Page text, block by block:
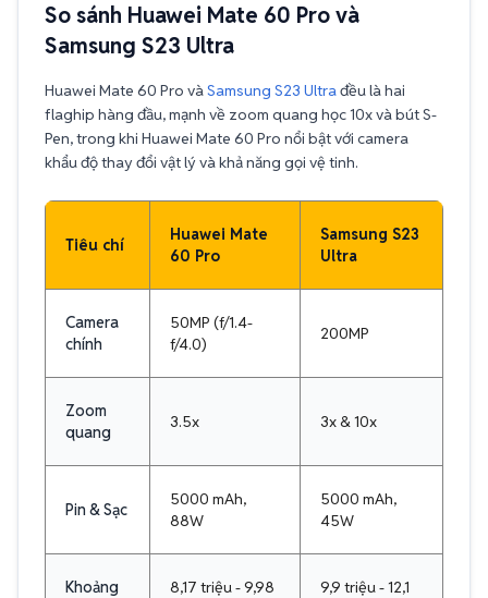
So sánh Huawei Mate 60 Pro và
Samsung S23 Ultra
Huawei Mate 60 Pro vàSamsung S23 Ultrađều là hai
flaghip hàng đầu, mạnh về zoom quang học 10x và bút S-
Pen, trong khi Huawei Mate 60 Pro nổi bật với camera
khẩu độ thay đổi vật lý và khả năng gọi vệ tinh.
Tiêu chí
Huawei Mate
60 Pro
Samsung S23
Ultra
Camera
chính
50MP (f/1.4-
f/4.0)
200MP
Zoom
quang
3.5x 3x & 10x
Pin & Sạc
5000 mAh,
88W
5000 mAh,
45W
Khoảng
8,17 triệu - 9,98
9,9 triệu - 12,1